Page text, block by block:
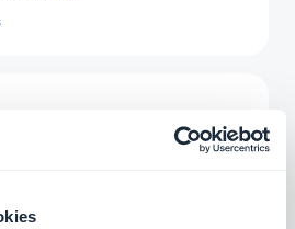
und Bearbeitung geolokalisierter